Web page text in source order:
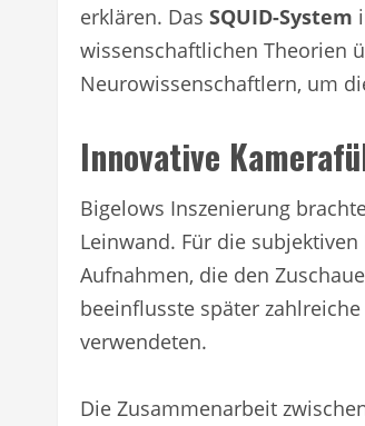
erklären. Das SQUID-System
wissenschaftlichen Theorien
Neurowissenschaftlern, um
Innovative
Bigelows Inszenierung
Leinwand. Für die
Aufnahmen, die den
beeinflusste später
verwendeten.
Die Zusammenarbeit